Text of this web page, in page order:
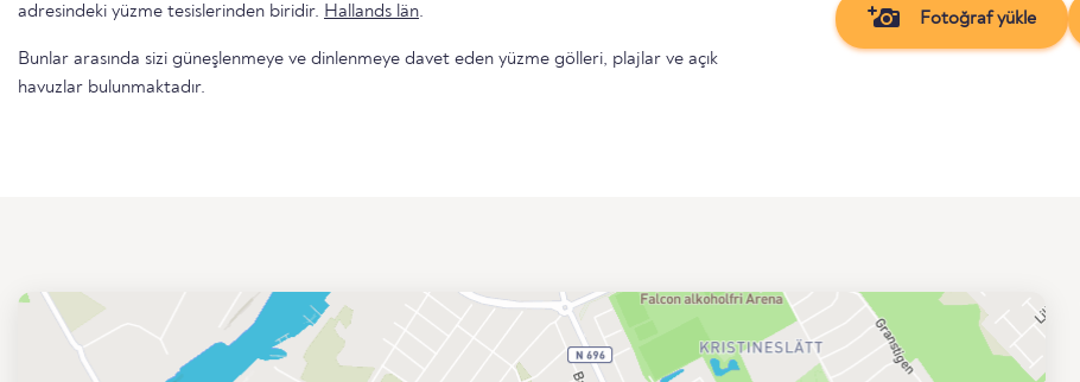
adresindeki yüzme tesislerinden biridir. Hallands län.
Bunlar arasında sizi güneşlenmeye ve dinlenmeye davet eden yüzme gölleri, plajlar ve açık
havuzlar bulunmaktadır.
Fotoğraf yükle